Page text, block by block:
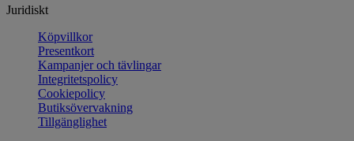
Juridiskt
Köpvillkor
Presentkort
Kampanjer och tävlingar
Integritetspolicy
Cookiepolicy
Butiksövervakning
Tillgänglighet